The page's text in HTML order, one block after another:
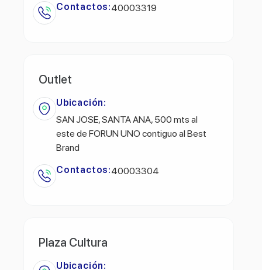
Contactos:40003319
Outlet
Ubicación:
SAN JOSE, SANTA ANA, 500 mts al
este de FORUN UNO contiguo al Best
Brand
Contactos:40003304
Plaza Cultura
Ubicación: